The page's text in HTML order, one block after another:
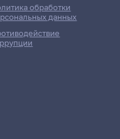
/ Дисциплина
обработки
данных